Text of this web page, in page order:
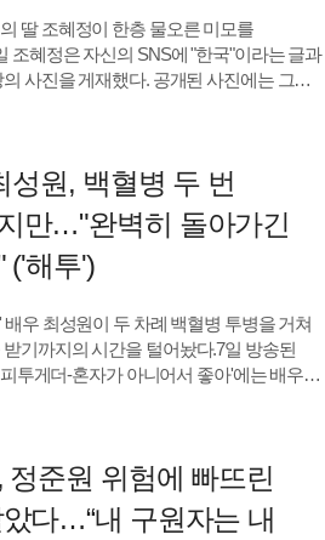
다고 강조했다. 전현무 역시 "안 없애서
에 따라 충분히 가릴 수도 있으니까"라며
성을 높이 평가했다.김민하는 배우가 되기
백했다. 반복된 호르몬 치료로 몸에도
다고.그는 "호르몬 약을 먹으면 갑자기
의 균형이 깨졌다. 피부도 안 좋아진다"며
가 옆에 없었으면 더 힘들었을 것 같다"고
했다. 그러면서 눈물을 보인 채리나는
싶다'는 말이 쉽게 튀어나왔다"고 힘겨웠던
전했다.전문가는 오랜 시험관 시술 과정에서
불균형이 피지선을 자극해 피부 속 미세
과 수술을 견뎌낸 뒤 현재는 "컨디션은
복 중인 근황을 알렸다.한편 1978년생인
년 6세 연하 야구선수 출신 박용근과
딸 조혜정이 한층 물오른 미모를
조혜정은 자신의 SNS에 "한국"이라는 글과
사진을 게재했다. 공개된 사진에는 그린
, 그의 슬림한 실루엣이 눈길을 끌었다.
미꽃을 든 조혜정의 모습이 담겼다. 사진
히 보이는 직각 상체 라인과 군살 하나
라인을 자랑해 놀라움을 안겼다. 최근 7kg를
구비로 팬들의 감탄을 샀다.한편, 조혜정은
활동을 잠시 중단한 뒤 tvN '우리들의
를 알렸다. 그는 최근 티빙 드라마 '유미의
성원, 백혈병 두 번
만…"완벽히 돌아가긴
('해투')
배우 최성원이 두 차례 백혈병 투병을 거쳐
기까지의 시간을 털어놨다.7일 방송된
투게더-혼자가 아니어서 좋아'에는 배우
지금은 완치가 됐다"고 밝혔다. 다만
몸 상태를 솔직하게 전했다.최성원은
정준원 위험에 빠뜨린
다…“내 구원자는 내